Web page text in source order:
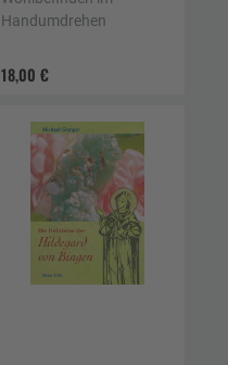
18,00 €
Handumdrehen